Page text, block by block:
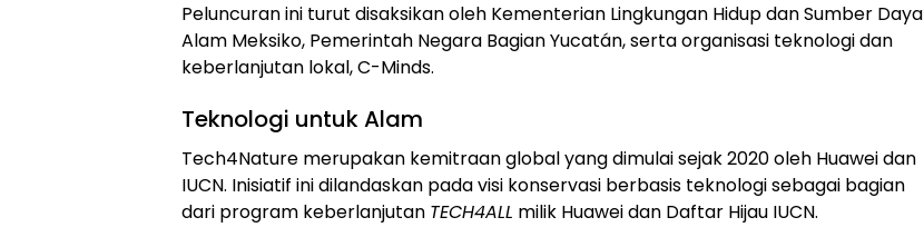
Peluncuran ini turut disaksikan oleh Kementerian Lingkungan Hidup dan Sumber Daya
Alam Meksiko, Pemerintah Negara Bagian Yucatán, serta organisasi teknologi dan
keberlanjutan lokal, C-Minds.
Teknologi untuk Alam
Tech4Nature merupakan kemitraan global yang dimulai sejak 2020 oleh Huawei dan
IUCN. Inisiatif ini dilandaskan pada visi konservasi berbasis teknologi sebagai bagian
dari program keberlanjutan TECH4ALL milik Huawei dan Daftar Hijau IUCN.